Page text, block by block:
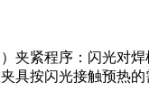
夹紧程序：闪光对
具按闪光接触预热的